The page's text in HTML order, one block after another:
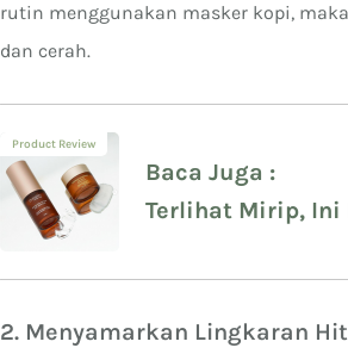
rutin menggunakan masker kopi,
dan cerah.
Product Review
Baca Juga :
Terlihat Mirip, Ini
2. Menyamarkan Lingkaran